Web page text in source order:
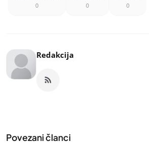
0 0 0
Redakcija
Povezani članci